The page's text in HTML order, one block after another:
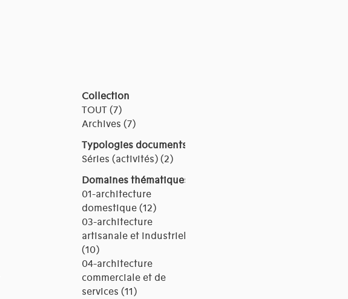
Collection
TOUT (7)
Archives (7)
Typologies documents
Séries (activités) (2)
Domaines thématiques
01-architecture
domestique (12)
03-architecture
artisanale et industrielle
(10)
04-architecture
commerciale et de
services (11)